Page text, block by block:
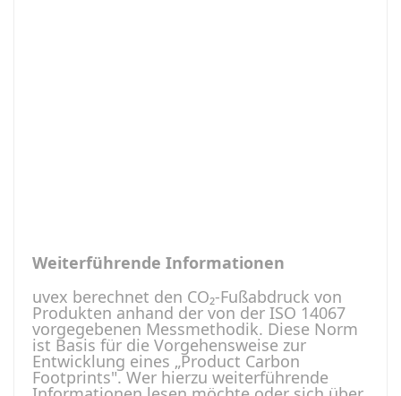
Weiterführende Informationen
uvex berechnet den CO₂-Fußabdruck von
Produkten anhand der von der ISO 14067
vorgegebenen Messmethodik. Diese Norm
ist Basis für die Vorgehensweise zur
Entwicklung eines „Product Carbon
Footprints". Wer hierzu weiterführende